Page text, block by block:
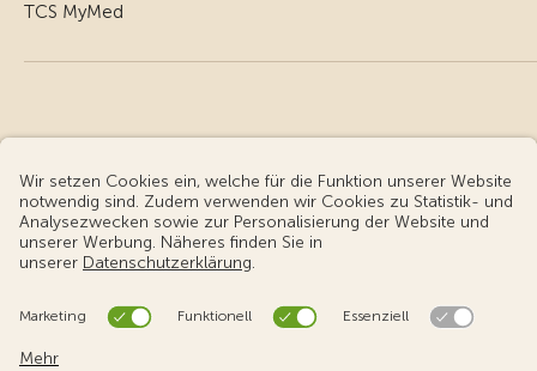
TCS MyMed
© Touring Club Schweiz
Benutzungsbedingungen - rechtliche Informationen